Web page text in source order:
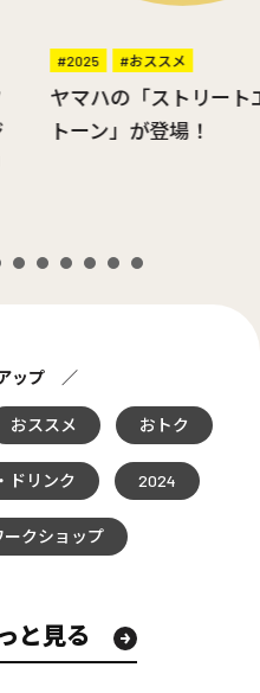
#2025
#おススメ
#フード・ドリンク
オクフェスの後は、周
ップ ／
おススメ おトク
ドリンク 2024
ークショップ
と見る